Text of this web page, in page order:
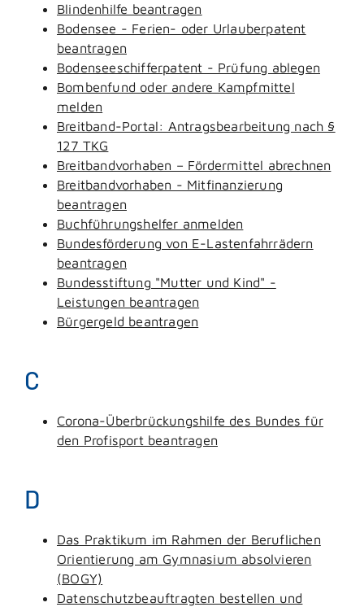
Blindenhilfe beantragen
Bodensee - Ferien- oder Urlauberpatent
beantragen
Bodenseeschifferpatent - Prüfung ablegen
Bombenfund oder andere Kampfmittel
melden
Breitband-Portal: Antragsbearbeitung nach §
127 TKG
Breitbandvorhaben – Fördermittel abrechnen
Breitbandvorhaben - Mitfinanzierung
beantragen
Buchführungshelfer anmelden
Bundesförderung von E-Lastenfahrrädern
beantragen
Bundesstiftung "Mutter und Kind" -
Leistungen beantragen
Bürgergeld beantragen
C
Corona-Überbrückungshilfe des Bundes für
den Profisport beantragen
D
Das Praktikum im Rahmen der Beruflichen
Orientierung am Gymnasium absolvieren
(BOGY)
Datenschutzbeauftragten bestellen und